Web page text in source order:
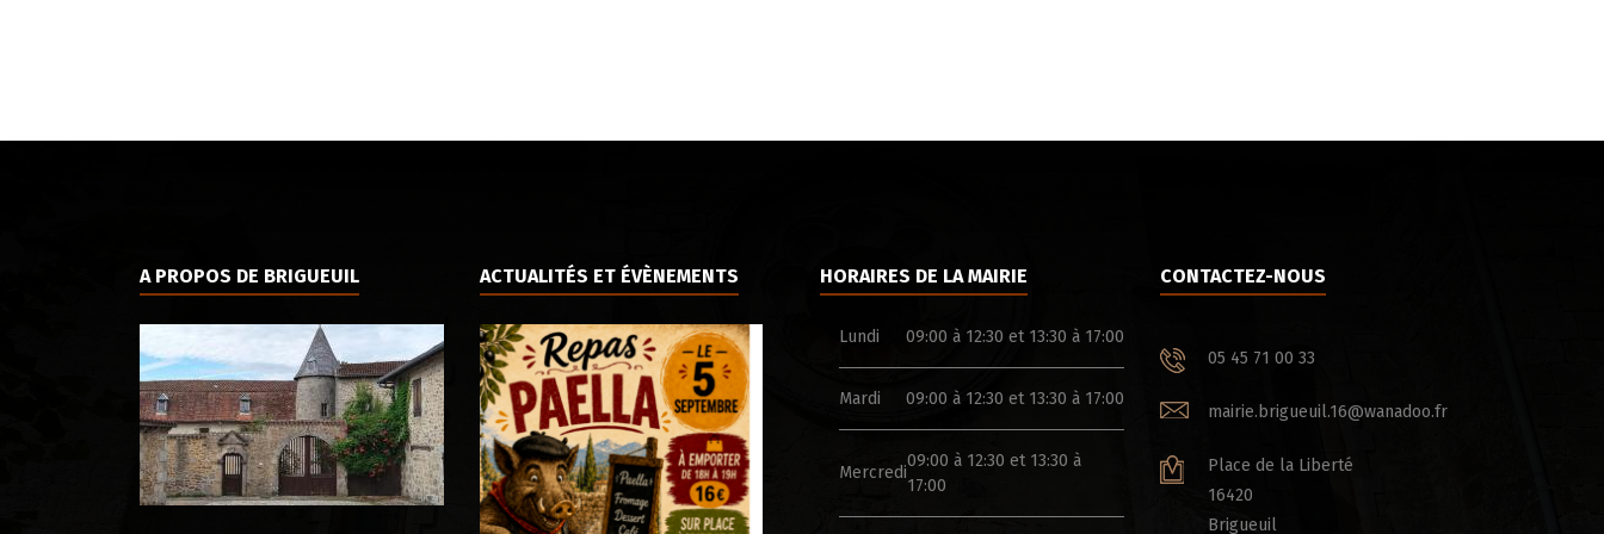
A PROPOS DE BRIGUEUIL ACTUALITÉS ET ÉVÈNEMENTS HORAIRES DE LA MAIRIE
Lundi 09:00 à 12:30 et 13:30 à 17:00
Mardi 09:00 à 12:30 et 13:30 à 17:00
Mercredi
09:00 à 12:30 et 13:30 à
17:00
CONTACTEZ-NOUS
05 45 71 00 33
mairie.brigueuil.16@wanadoo.fr
Place de la Liberté
16420
Brigueuil